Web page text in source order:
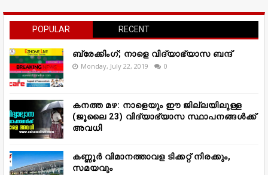
POPULAR RECENT
ബ്രേക്കിംഗ്; നാളെ വിദ്യാഭ്യാസ ബന്ദ്
Monday, July 22, 2019 0
കനത്ത മഴ: നാളെയും ഈ ജില്ലയിലുള്ള
(ജൂലൈ 23) വിദ്യാഭ്യാസ സ്ഥാപനങ്ങൾക്ക്
അവധി
കണ്ണൂർ വിമാനത്താവള ടിക്കറ്റ് നിരക്കും,
സമയവും